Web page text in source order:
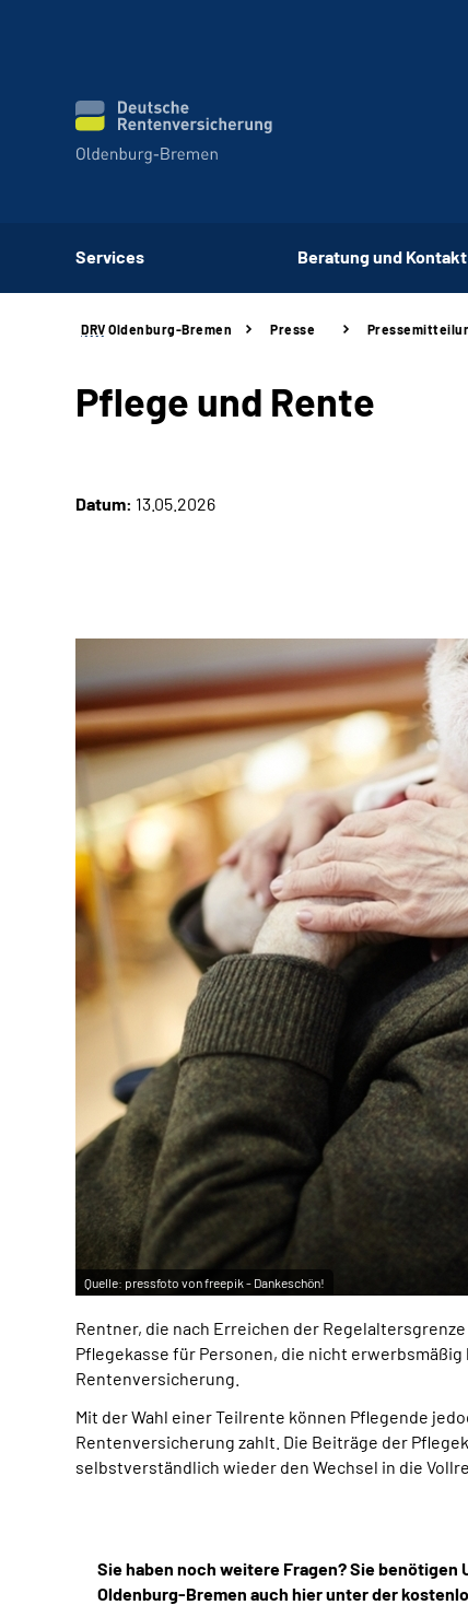
Services Beratung und Kontakt
DRV Oldenburg-Bremen Presse
Pflege und Rente
Datum: 13.05.2026
Quelle: pressfoto von freepik - Dankeschön!
Rentner, die nach Erreichen der
Pflegekasse für Personen, die nicht
Rentenversicherung.
Mit der Wahl einer Teilrente können Pflegende
Rentenversicherung zahlt. Die Beiträge der
selbstverständlich wieder den Wechsel in die
Sie haben noch weitere Fragen? Sie
Oldenburg-Bremen auch hier unter der